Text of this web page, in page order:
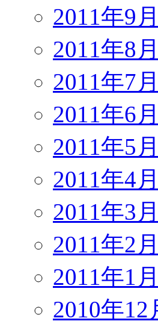
2011年9月
2011年8月
2011年7月
2011年6月
2011年5月
2011年4月
2011年3月
2011年2月
2011年1月
2010年12